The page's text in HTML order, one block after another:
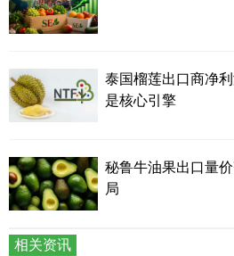
泰国榴莲出口商净
是核心引擎
秘鲁牛油果出口量
局
相关资讯